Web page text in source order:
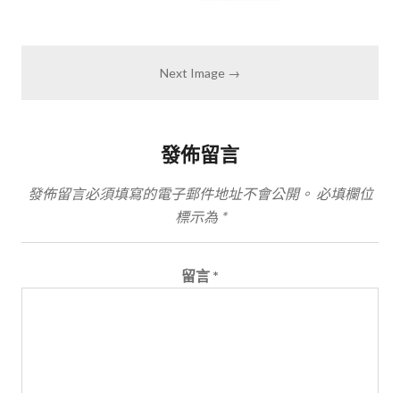
Next Image →
發佈留言
發佈留言必須填寫的電子郵件地址不會公開。 必填欄位
標示為 *
留言 *